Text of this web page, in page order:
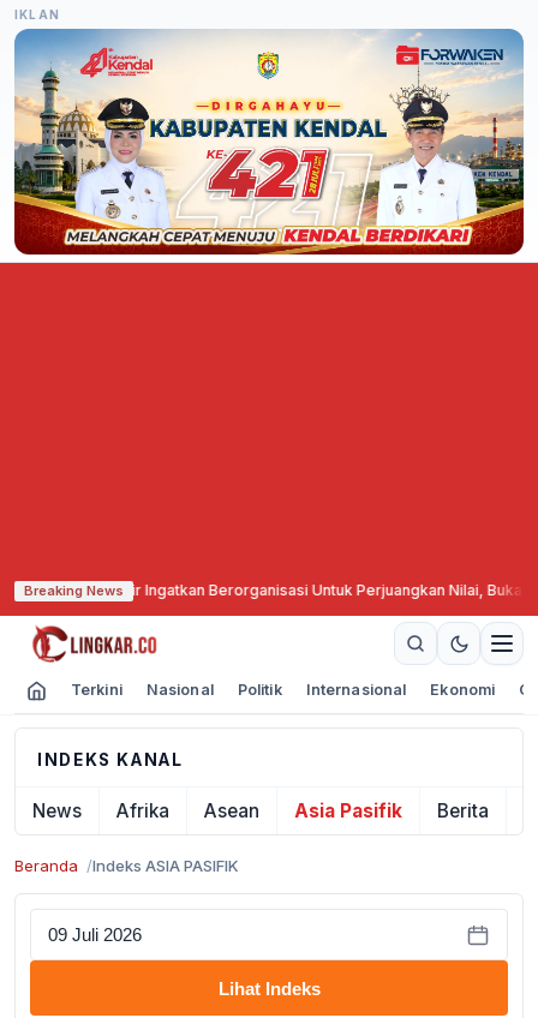
IKLAN
Breaking News
Haedar Nashir Ingatkan Berorganisasi Untuk Perjuangkan Nilai, Bukan
Terkini Nasional Politik Internasional Ekonomi
INDEKS KANAL
News Afrika Asean Asia Pasifik Berita
Beranda Indeks ASIA PASIFIK
Lihat Indeks